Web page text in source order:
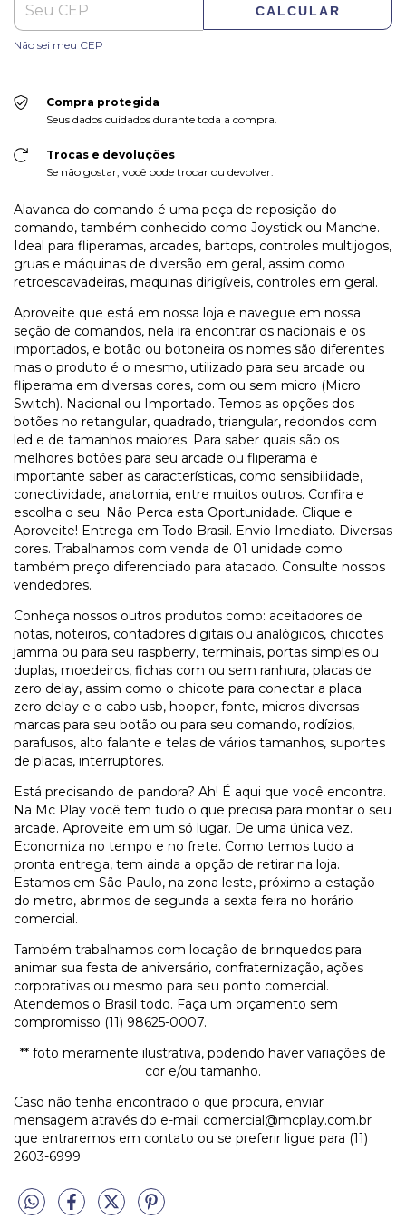
CALCULAR
Não sei meu CEP
Compra protegida
Seus dados cuidados durante toda a compra.
Trocas e devoluções
Se não gostar, você pode trocar ou devolver.
Alavanca do comando é uma peça de reposição do
comando, também conhecido como Joystick ou Manche.
Ideal para fliperamas, arcades, bartops, controles multijogos,
gruas e máquinas de diversão em geral, assim como
retroescavadeiras, maquinas dirigíveis, controles em geral.
Aproveite que está em nossa loja e navegue em nossa
seção de comandos, nela ira encontrar os nacionais e os
importados, e botão ou botoneira os nomes são diferentes
mas o produto é o mesmo, utilizado para seu arcade ou
fliperama em diversas cores, com ou sem micro (Micro
Switch). Nacional ou Importado. Temos as opções dos
botões no retangular, quadrado, triangular, redondos com
led e de tamanhos maiores. Para saber quais são os
melhores botões para seu arcade ou fliperama é
importante saber as características, como sensibilidade,
conectividade, anatomia, entre muitos outros. Confira e
escolha o seu. Não Perca esta Oportunidade. Clique e
Aproveite! Entrega em Todo Brasil. Envio Imediato. Diversas
cores. Trabalhamos com venda de 01 unidade como
também preço diferenciado para atacado. Consulte nossos
vendedores.
Conheça nossos outros produtos como: aceitadores de
notas, noteiros, contadores digitais ou analógicos, chicotes
jamma ou para seu raspberry, terminais, portas simples ou
duplas, moedeiros, fichas com ou sem ranhura, placas de
zero delay, assim como o chicote para conectar a placa
zero delay e o cabo usb, hooper, fonte, micros diversas
marcas para seu botão ou para seu comando, rodízios,
parafusos, alto falante e telas de vários tamanhos, suportes
de placas, interruptores.
Está precisando de pandora? Ah! É aqui que você encontra.
Na Mc Play você tem tudo o que precisa para montar o seu
arcade. Aproveite em um só lugar. De uma única vez.
Economiza no tempo e no frete. Como temos tudo a
pronta entrega, tem ainda a opção de retirar na loja.
Estamos em São Paulo, na zona leste, próximo a estação
do metro, abrimos de segunda a sexta feira no horário
comercial.
Também trabalhamos com locação de brinquedos para
animar sua festa de aniversário, confraternização, ações
corporativas ou mesmo para seu ponto comercial.
Atendemos o Brasil todo. Faça um orçamento sem
compromisso (11) 98625-0007.
** foto meramente ilustrativa, podendo haver variações de
cor e/ou tamanho.
Caso não tenha encontrado o que procura, enviar
mensagem através do e-mail comercial@mcplay.com.br
que entraremos em contato ou se preferir ligue para (11)
2603-6999